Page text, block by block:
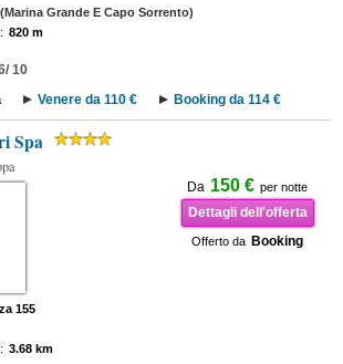
(Marina Grande E Capo Sorrento)
820 m
10
Venere da 110 € Booking da 114 €
Spa
Da 150 € per notte
Dettagli dell'offerta
Offerto da Booking
155
3.68 km